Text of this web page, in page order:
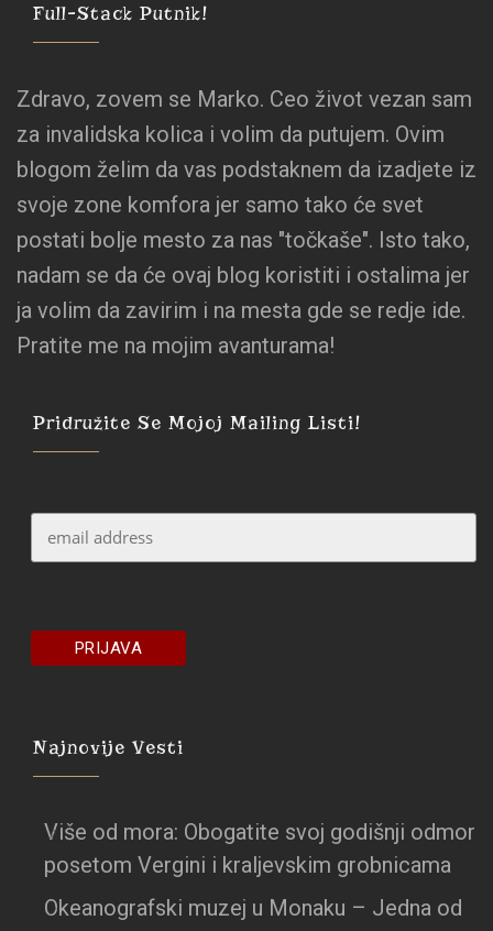
Full-Stack Putnik!
Zdravo, zovem se Marko. Ceo život vezan sam
za invalidska kolica i volim da putujem. Ovim
blogom želim da vas podstaknem da izadjete iz
svoje zone komfora jer samo tako će svet
postati bolje mesto za nas "točkaše". Isto tako,
nadam se da će ovaj blog koristiti i ostalima jer
ja volim da zavirim i na mesta gde se redje ide.
Pratite me na mojim avanturama!
Pridružite Se Mojoj Mailing Listi!
Najnovije Vesti
Više od mora: Obogatite svoj godišnji odmor
posetom Vergini i kraljevskim grobnicama
Okeanografski muzej u Monaku – Jedna od